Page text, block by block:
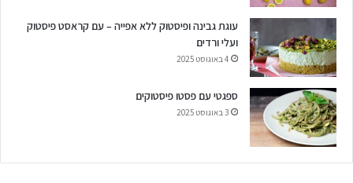
עוגת גבינה ופיסטוק ללא אפייה – עם קראסט פיסטוק
ועלי ורדים
4 באוגוסט 2025
ספגטי עם פסטו פיסטוקים
3 באוגוסט 2025